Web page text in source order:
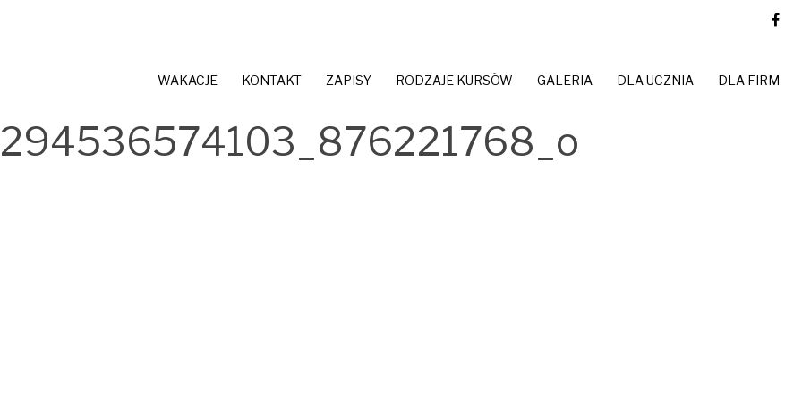
WAKACJE KONTAKT ZAPISY RODZAJE KURSÓW GALERIA DLA UCZNIA DLA FIRM